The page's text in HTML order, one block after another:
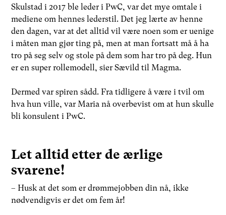
Skulstad i 2017 ble leder i PwC, var det mye omtale i
mediene om hennes lederstil. Det jeg lærte av henne
den dagen, var at det alltid vil være noen som er uenige
i måten man gjør ting på, men at man fortsatt må å ha
tro på seg selv og stole på dem som har tro på deg. Hun
er en super rollemodell, sier Sævild til Magma.
Dermed var spiren sådd. Fra tidligere å være i tvil om
hva hun ville, var Maria nå overbevist om at hun skulle
bli konsulent i PwC.
Let alltid etter de ærlige
svarene!
– Husk at det som er drømmejobben din nå, ikke
nødvendigvis er det om fem år!